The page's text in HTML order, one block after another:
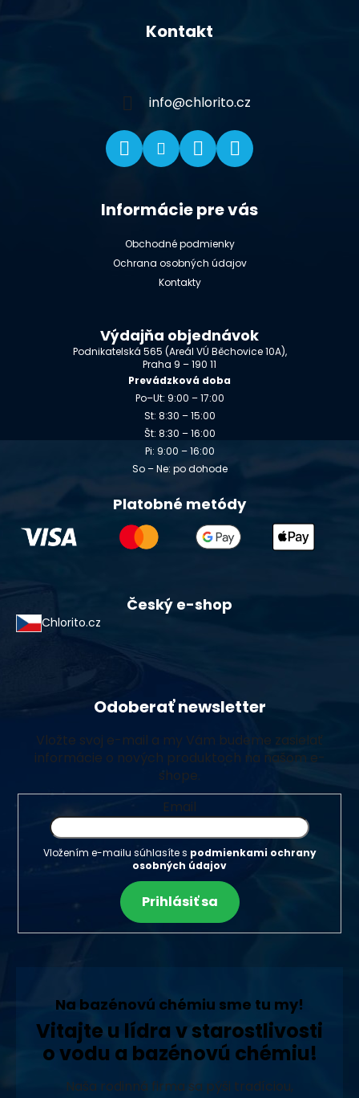
Kontakt
info@chlorito.cz
Informácie pre vás
Obchodné podmienky
Ochrana osobných údajov
Kontakty
Výdajňa objednávok
Podnikatelská 565 (Areál VÚ Běchovice 10A),
Praha 9 – 190 11
Prevádzková doba
Po–Ut: 9:00 – 17:00
St: 8:30 – 15:00
Št: 8:30 – 16:00
Pi: 9:00 – 16:00
So – Ne: po dohode
Platobné metódy
Český e-shop
Chlorito.cz
Odoberať newsletter
Vložte svoj e-mail a my Vám budeme zasielať
informácie o nových produktoch na našom e-
shope.
Email
Vložením e-mailu súhlasíte s podmienkami ochrany
osobných údajov
Prihlásiť sa
Na bazénovú chémiu sme tu my!
Vitajte u lídra v starostlivosti
o vodu a bazénovú chémiu!
Naša rodinná firma sa pýši tradíciou,